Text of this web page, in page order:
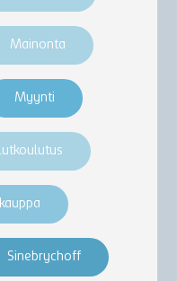
Mainonta
Myynti
Sinebrychoff